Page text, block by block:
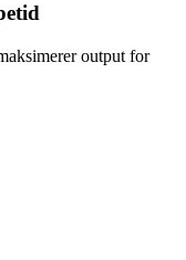
output for